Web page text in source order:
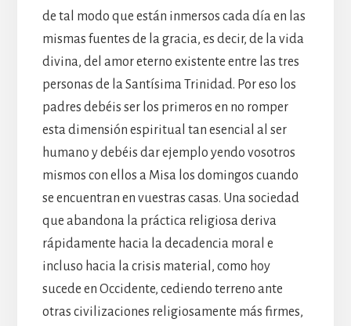
de tal modo que están inmersos cada día en las
mismas fuentes de la gracia, es decir, de la vida
divina, del amor eterno existente entre las tres
personas de la Santísima Trinidad. Por eso los
padres debéis ser los primeros en no romper
esta dimensión espiritual tan esencial al ser
humano y debéis dar ejemplo yendo vosotros
mismos con ellos a Misa los domingos cuando
se encuentran en vuestras casas. Una sociedad
que abandona la práctica religiosa deriva
rápidamente hacia la decadencia moral e
incluso hacia la crisis material, como hoy
sucede en Occidente, cediendo terreno ante
otras civilizaciones religiosamente más firmes,